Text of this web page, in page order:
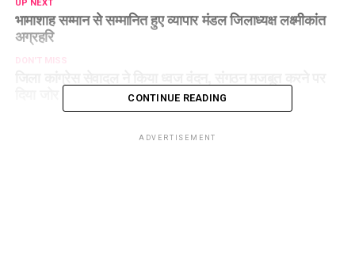
UP NEXT
भामाशाह सम्मान से सम्मानित हुए व्यापार मंडल जिलाध्यक्ष लक्ष्मीकांत
अग्रहरि
DON'T MISS
CONTINUE READING
ADVERTISEMENT